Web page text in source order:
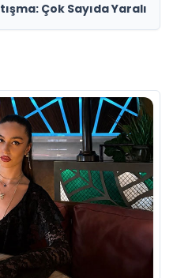
Çok Sayıda Yaralı